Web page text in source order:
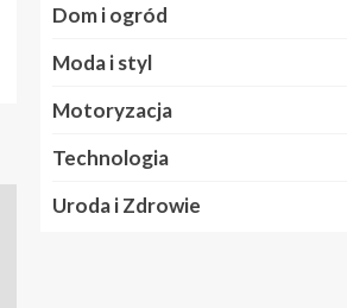
Dom i ogród
Moda i styl
Motoryzacja
Technologia
Uroda i Zdrowie